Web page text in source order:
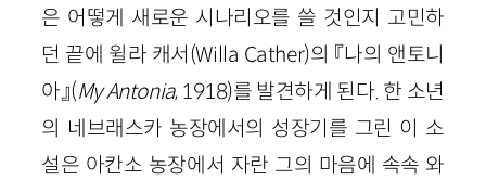
은 어떻게 새로운 시나리오를 쓸 것인지 고민하
던 끝에 윌라 캐서(Willa Cather)의 『나의 앤토니
아』(My Antonia, 1918)를 발견하게 된다. 한 소년
의 네브래스카 농장에서의 성장기를 그린 이 소
설은 아칸소 농장에서 자란 그의 마음에 속속 와